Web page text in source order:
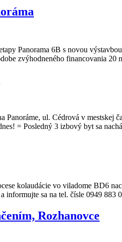
Panorama 6B s novou
zvýhodneného financovania
ul. Cédrová v mestskej
= Posledný 3 izbový byt sa
kolaudácie vo viladome BD6
informujte sa na tel. čísle 0949
Rozhanovce